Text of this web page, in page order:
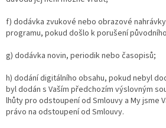
f) dodávka zvukové nebo obrazové
programu, pokud došlo k porušení
g) dodávka novin, periodik nebo časopisů;
h) dodání digitálního obsahu, pokud nebyl
byl dodán s Vaším předchozím výslovným
lhůty pro odstoupení od Smlouvy a My jsme
právo na odstoupení od Smlouvy.